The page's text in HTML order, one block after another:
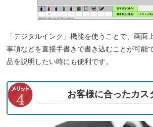
「デジタルインク」機能を使うことで、画面
事項などを直接手書きで書き込むことが可能
品を説明したい時にも便利です。
お客様に合ったカス